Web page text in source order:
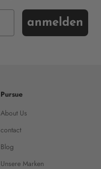
anmelden
Pursue
About Us
contact
Blog
Unsere Marken